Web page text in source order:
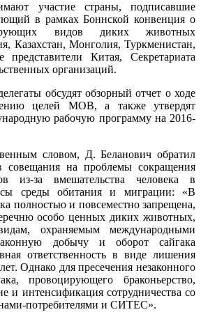
участие страны, подписавшие
в рамках Боннской конвенция о
видов диких животных
Казахстан, Монголия, Туркменистан,
представители Китая, Секретариата
организаций.
обсудят обзорный отчет о ходе
целей МOВ, а также утвердят
рабочую программу на 2016-
словом, Д. Беланович обратил
совещания на проблемы сокращения
из-за вмешательства человека в
среды обитания и миграции: «В
полностью и повсеместно запрещена,
особо ценных диких животных,
охраняемым международными
добычу и оборот сайгака
ответственность в виде лишения
Однако для пресечения незаконного
провоцирующего браконьерство,
и интенсификация сотрудничества со
потребителями и СИТЕС».